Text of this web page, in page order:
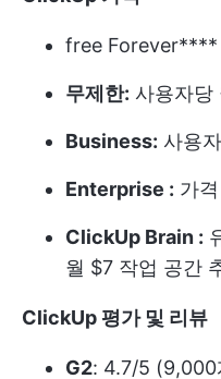
free Forever****
무제한: 사용자당
Business: 사용
Enterprise : 가
ClickUp Brain :
월 $7 작업 공간
ClickUp 평가 및 리뷰
G2: 4.7/5 (9,000